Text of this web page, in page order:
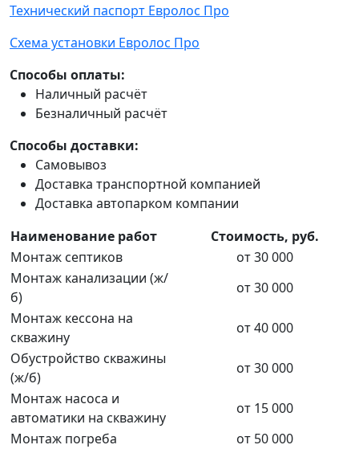
Технический паспорт Евролос Про
Схема установки Евролос Про
Способы оплаты:
Наличный расчёт
Безналичный расчёт
Способы доставки:
Самовывоз
Доставка транспортной компанией
Доставка автопарком компании
Наименование работ
Стоимость, руб.
Монтаж септиков
от 30 000
Монтаж канализации (ж/
б)
от 30 000
Монтаж кессона на
скважину
от 40 000
Обустройство скважины
(ж/б)
от 30 000
Монтаж насоса и
автоматики на скважину
от 15 000
Монтаж погреба
от 50 000